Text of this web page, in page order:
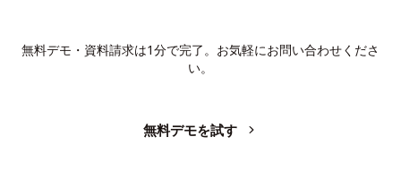
無料デモ・資料請求は1分で完了。お気軽にお問い合わせくださ
い。
無料デモを試す